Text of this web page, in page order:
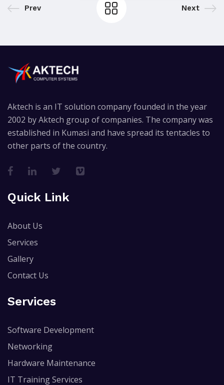
Prev Next
Aktech is an IT solution company founded in the year
2002 by Aktech group of companies. The company was
established in Kumasi and have spread its tentacles to
other parts of the country.
Quick Link
About Us
Services
Gallery
Contact Us
Services
Software Development
Networking
Hardware Maintenance
IT Training Services